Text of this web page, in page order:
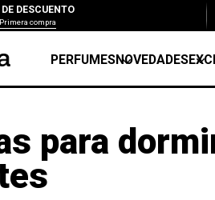
DESCUENTO
Primera compra
PERFUMESNOVEDADES
para